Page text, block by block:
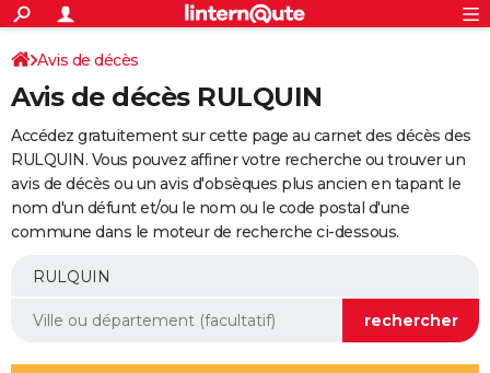
ACTUALITÉS
Politique
Société
Faits Divers
Education
Monde
Villes
+
SPORT
Coupe du monde 2026
Football
Tennis
Cyclisme
Rugby
Forum
Programme TV
TNT
Streaming
Cinéma
Sorties cinéma
Musique
+
FINANCE
Retraite
Epargne
Immobilier
Risques naturels par ville
Banque
Assurance
AUTO
Essais
Réserver un essai
Citadines
Berlines
SUV
Forum auto
+
Mobiles
Meilleur smartphone
Internet
Ordinateurs
Jeux vidéo
Guide high-tech
Aménagement intérieur
Avis de décès
Avis de décès RULQUIN
Accédez gratuitement sur cette page au carnet des décès des
RULQUIN. Vous pouvez affiner votre recherche ou trouver un
avis de décès ou un avis d'obsèques plus ancien en tapant le
nom d'un défunt et/ou le nom ou le code postal d'une
commune dans le moteur de recherche ci-dessous.